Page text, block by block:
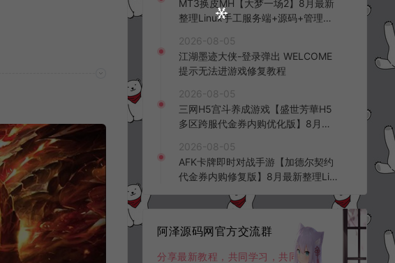
MT3换皮MH【大梦一场2】8月最新
整理Linux手工服务端+源码+管理后
频教程
2026-08-05
江湖墨迹大侠-登录弹出 WELCOME
提示无法进游戏修复教程
2026-08-05
三网H5宫斗养成游戏【盛世芳華H5
多区跨服代金券内购优化版】8月最
台+全资源安卓+详细搭建教程+视频
教程
2026-08-05
AFK卡牌即时对战手游【加德尔契约
代金券内购修复版】8月最新整理Lin
K授权后台+安卓苹果双端+详细搭建
阿泽源码网官方交流群
分享最新教程，共同学习，共同